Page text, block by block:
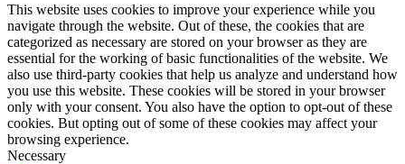
This website uses cookies to improve your experience while you
navigate through the website. Out of these, the cookies that are
categorized as necessary are stored on your browser as they are
essential for the working of basic functionalities of the website. We
also use third-party cookies that help us analyze and understand how
you use this website. These cookies will be stored in your browser
only with your consent. You also have the option to opt-out of these
cookies. But opting out of some of these cookies may affect your
browsing experience.
Necessary